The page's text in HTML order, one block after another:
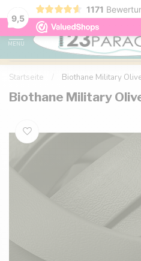
9,5
1171
Kostenlose Lieferung nach
MENU
Startseite Biothane Military
Biothane Military